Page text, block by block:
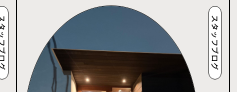
ログ スタッフブログ